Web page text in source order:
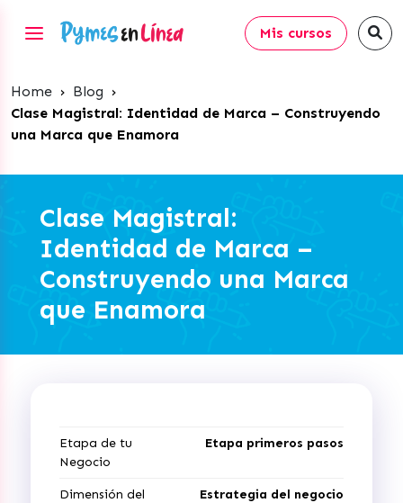
Mis cursos
Home › Blog ›
Clase Magistral: Identidad de Marca – Construyendo
una Marca que Enamora
Clase Magistral:
Identidad de Marca –
Construyendo una Marca
que Enamora
Etapa de tu
Negocio
Etapa primeros pasos
Dimensión del
Estrategia del negocio